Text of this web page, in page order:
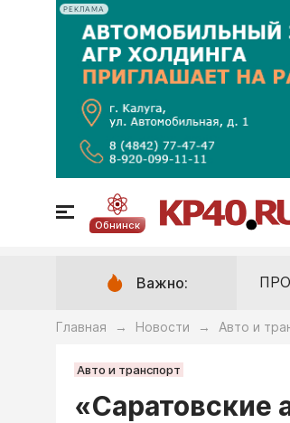
РЕКЛАМА
Обнинск
Важно:
Главная → Новости → Авто и
Авто и транспорт
«Саратовские